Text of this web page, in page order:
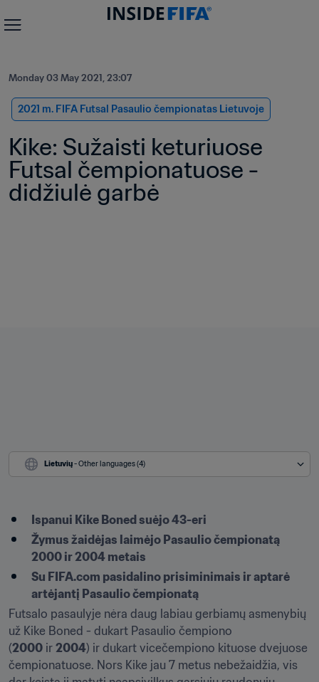
Monday 03 May 2021, 23:07
2021 m. FIFA Futsal Pasaulio čempionatas Lietuvoje
Kike: Sužaisti keturiuose
Futsal čempionatuose -
didžiulė garbė
Lietuvių - Other languages (4)
Ispanui Kike Boned suėjo 43-eri
Žymus žaidėjas laimėjo Pasaulio čempionatą
2000 ir 2004 metais
Su FIFA.com pasidalino prisiminimais ir aptarė
artėjantį Pasaulio čempionatą
Futsalo pasaulyje nėra daug labiau gerbiamų asmenybių
už Kike Boned - dukart Pasaulio čempiono
(2000 ir 2004) ir dukart vicečempiono kituose dvejuose
čempionatuose. Nors Kike jau 7 metus nebežaidžia, vis